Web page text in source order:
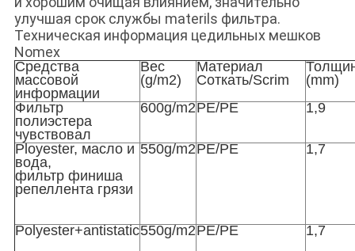
улучшая срок службы materils фильтра.
Техническая информация цедильных мешков
Nomex
Средства
массовой
информации
Вес
(g/m2)
Материал
Соткать/Scrim
(mm)
Фильтр
полиэстера
чувствовал
600g/m2PE/PE 1,9
Ployester, масло и
вода,
фильтр финиша
репеллента грязи
550g/m2PE/PE 1,7
Polyester+antistatic550g/m2PE/PE 1,7